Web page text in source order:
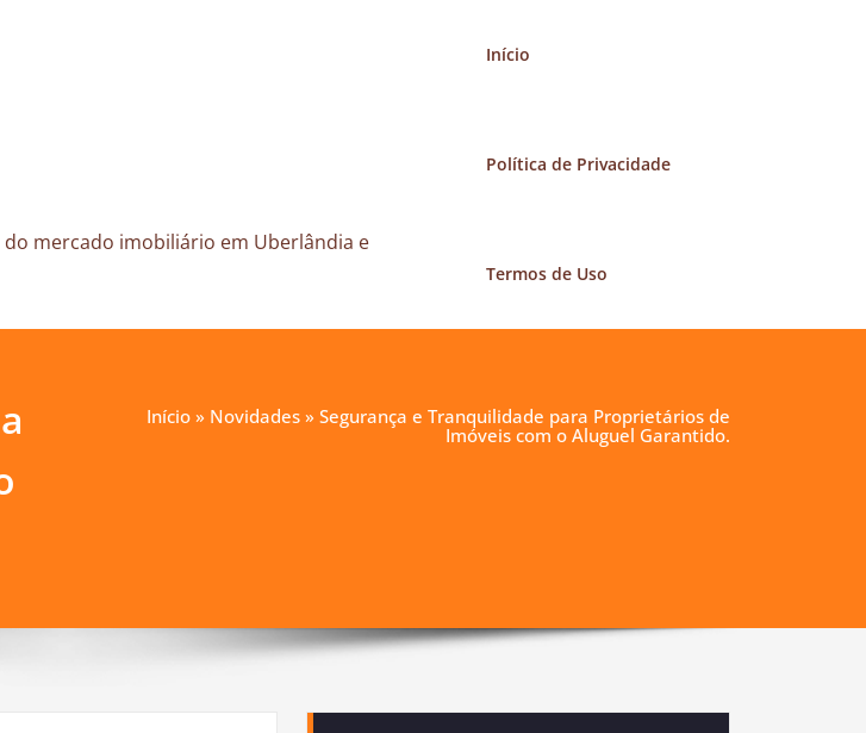
do mercado imobiliário em Uberlândia e
Início
Política de Privacidade
Termos de Uso
Início » Novidades » Segurança e Tranquilidade para Proprietários de
Imóveis com o Aluguel Garantido.